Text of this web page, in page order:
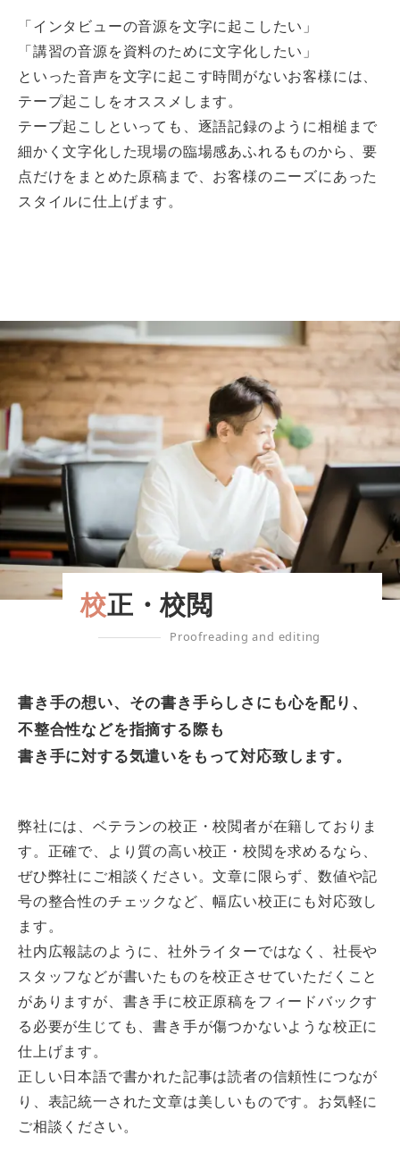
「インタビューの音源を文字に起こしたい」
「講習の音源を資料のために文字化したい」
といった音声を文字に起こす時間がないお客様には、
テープ起こしをオススメします。
テープ起こしといっても、逐語記録のように相槌まで
細かく文字化した現場の臨場感あふれるものから、要
点だけをまとめた原稿まで、お客様のニーズにあった
スタイルに仕上げます。
校正・校閲
Proofreading and editing
書き手の想い、その書き手らしさにも心を配り、
不整合性などを指摘する際も
書き手に対する気遣いをもって対応致します。
弊社には、ベテランの校正・校閲者が在籍しておりま
す。正確で、より質の高い校正・校閲を求めるなら、
ぜひ弊社にご相談ください。文章に限らず、数値や記
号の整合性のチェックなど、幅広い校正にも対応致し
ます。
社内広報誌のように、社外ライターではなく、社長や
スタッフなどが書いたものを校正させていただくこと
がありますが、書き手に校正原稿をフィードバックす
る必要が生じても、書き手が傷つかないような校正に
仕上げます。
正しい日本語で書かれた記事は読者の信頼性につなが
り、表記統一された文章は美しいものです。お気軽に
ご相談ください。